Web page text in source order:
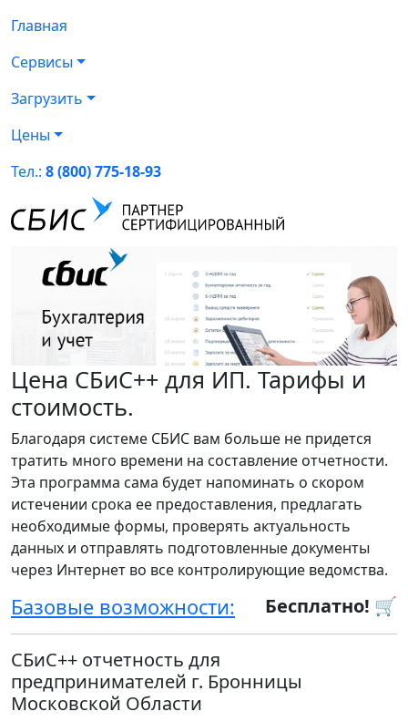
Главная
Сервисы
Загрузить
Цены
Тел.: 8 (800) 775-18-93
Цена СБиС++ для ИП. Тарифы и
стоимость.
Благодаря системе СБИС вам больше не придется
тратить много времени на составление отчетности.
Эта программа сама будет напоминать о скором
истечении срока ее предоставления, предлагать
необходимые формы, проверять актуальность
данных и отправлять подготовленные документы
через Интернет во все контролирующие ведомства.
Бесплатно! 🛒
Базовые возможности:
СБиС++ отчетность для
предпринимателей г. Бронницы
Московской Области